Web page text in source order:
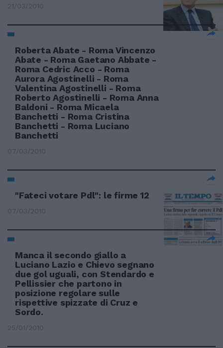
21/03/2010
Roberta Abate - Roma Vincenzo
Abate - Roma Gaetano Abbate -
Roma Cedric Acco - Roma
Aurora Agostinelli - Roma
Valentina Agostinelli - Roma
Roberto Agostinelli - Roma Anna
Baldoni - Roma Micaela
Banchetti - Roma Cristina
Banchetti - Roma Luciano
Banchetti
07/03/2010
"Fateci votare Pdl": le firme 12
07/03/2010
Manca il secondo giallo a
Luciano Lazio e Chievo segnano
due gol uguali, con Stendardo e
Pellissier che partono in
posizione regolare sulle
rispettive spizzate di Cruz e
Sordo.
25/01/2010